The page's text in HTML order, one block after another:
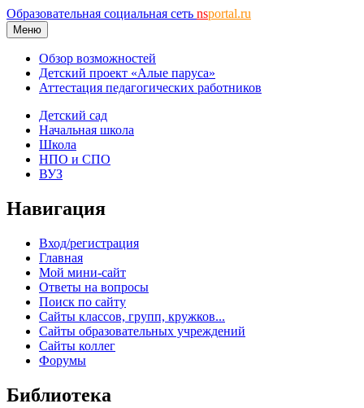
Образовательная социальная сеть nsportal.ru
Меню
Обзор возможностей
Детский проект «Алые паруса»
Аттестация педагогических работников
Детский сад
Начальная школа
Школа
НПО и СПО
ВУЗ
Навигация
Вход/регистрация
Главная
Мой мини-сайт
Ответы на вопросы
Поиск по сайту
Сайты классов, групп, кружков...
Сайты образовательных учреждений
Сайты коллег
Форумы
Библиотека